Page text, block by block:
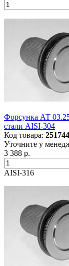
Форсунка АТ
стали AISI-304
Код товара:
Уточните у
3 388 р.
AISI-316